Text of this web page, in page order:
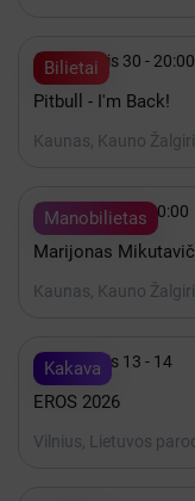
Bilietai
 Lapkritis 30 - 20:00
Pitbull - I'm Back!
Kaunas, Kauno
Manobilietas
 Gruodis 19 - 20:00
Marijonas
Kaunas, Kauno
Kakava
 Lapkritis 13 - 14
EROS 2026
Vilnius, Lietuvos